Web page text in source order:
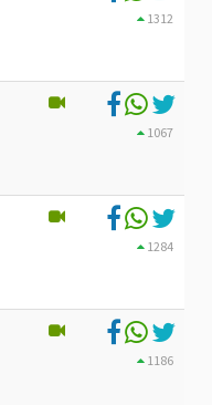
1312
1067
1284
1186